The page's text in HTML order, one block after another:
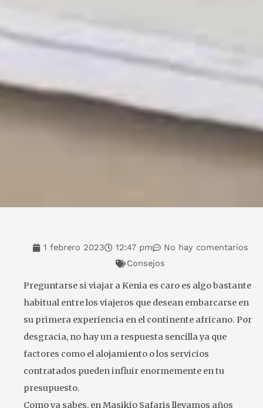
1 febrero 2023 12:47 pm
No hay comentarios
Consejos
Preguntarse si viajar a Kenia es caro es algo bastante
habitual entre los viajeros que desean embarcarse en
su primera experiencia en el continente africano. Por
desgracia, no hay un a respuesta sencilla ya que
factores como el alojamiento o los servicios
contratados pueden influir enormemente en tu
presupuesto.
Como ya sabes, en Masikio Safaris llevamos años